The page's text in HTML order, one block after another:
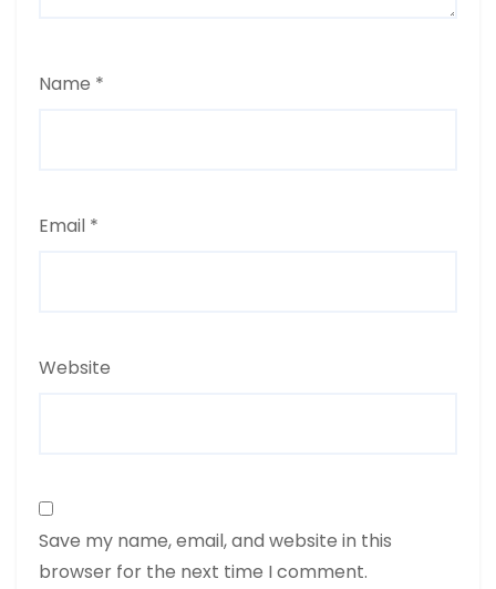
Name *
Email *
Website
Save my name, email, and website in this
browser for the next time I comment.